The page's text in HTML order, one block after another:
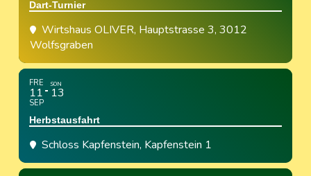
Dart-Turnier
Wirtshaus OLIVER, Hauptstrasse 3, 3012
Wolfsgraben
FRE
11
SEP
SON
13
Herbstausfahrt
Schloss Kapfenstein, Kapfenstein 1